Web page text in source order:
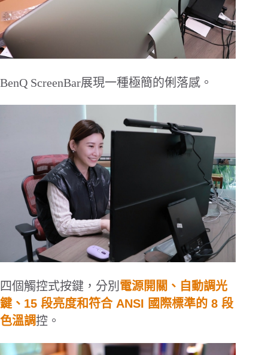
BenQ ScreenBar展現一種極簡的俐落感。
四個觸控式按鍵，分別 電源開關、自動調光
鍵、 15 段亮度和符合ANSI 國際標準的 8 段
色溫調控。